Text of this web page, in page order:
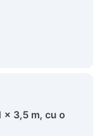
x 3,5 m, cu o